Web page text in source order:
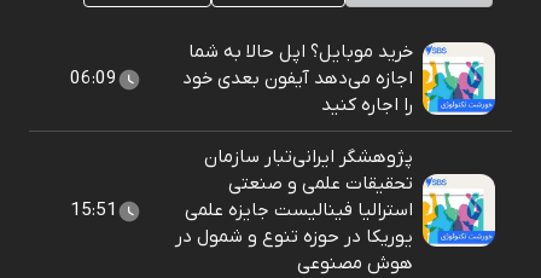
خرید موبایل؟ اپل حالا به شما
اجازه می‌دهد آیفون بعدی‌ خود
را اجاره کنید
06:09
پژوهشگر ایرانی‌تبار سازمان
تحقیقات علمی و صنعتی
استرالیا فینالیست جایزه علمی
یوریکا در حوزه تنوع و شمول در
هوش مصنوعی
15:51